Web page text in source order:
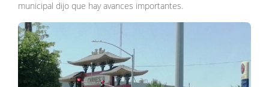
municipal dijo que hay avances importantes.